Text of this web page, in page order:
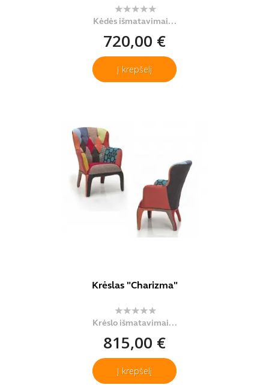
Kėdės išmatavimai...
720,00 €
Į krepšelį
Krėslas "Charizma"
Krėslo išmatavimai...
815,00 €
Į krepšelį